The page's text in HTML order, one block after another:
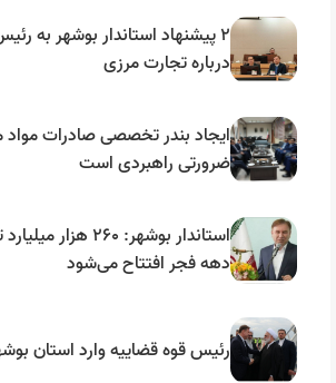
۲ پیشنهاد استاندار بوشهر به
درباره تجارت مرزی
ایجاد بندر تخصصی صادرات مواد
ضرورتی راهبردی است
استاندار بوشهر: ۲۶۰
دهه فجر افتتاح می‌شود
رئیس قوه قضاییه وارد استان